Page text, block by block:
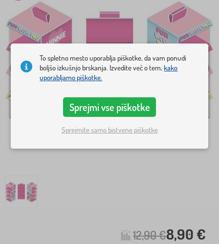
12,90 €8,90 €
To spletno mesto uporablja piškotke, da vam ponudi
boljšo izkušnjo brskanja. Izvedite več o tem,kako
uporabljamo piškotke.
Sprejmi vse piškotke
Sprejmite samo bistvene piškotke